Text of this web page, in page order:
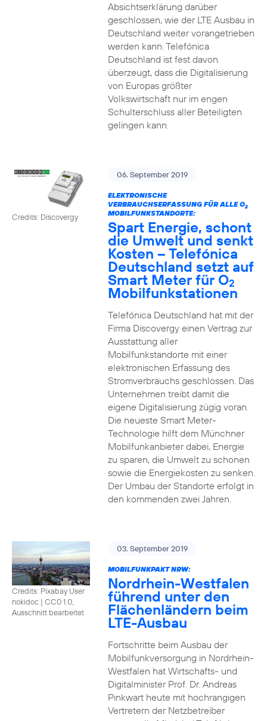
Absichtserklärung darüber
geschlossen, wie der LTE Ausbau in
Deutschland weiter vorangetrieben
werden kann. Telefónica
Deutschland ist fest davon
überzeugt, dass die Digitalisierung
von Europas größter
Volkswirtschaft nur im engen
Schulterschluss aller Beteiligten
gelingen kann.
Credits: Discovergy
06. September 2019
ELEKTRONISCHE
VERBRAUCHSERFASSUNG FÜR ALLE O2
MOBILFUNKSTANDORTE:
Spart Energie, schont
die Umwelt und senkt
Kosten – Telefónica
Deutschland setzt auf
Smart Meter für O2
Mobilfunkstationen
Telefónica Deutschland hat mit der
Firma Discovergy einen Vertrag zur
Ausstattung aller
Mobilfunkstandorte mit einer
elektronischen Erfassung des
Stromverbrauchs geschlossen. Das
Unternehmen treibt damit die
eigene Digitalisierung zügig voran.
Die neueste Smart Meter-
Technologie hilft dem Münchner
Mobilfunkanbieter dabei, Energie
zu sparen, die Umwelt zu schonen
sowie die Energiekosten zu senken.
Der Umbau der Standorte erfolgt in
den kommenden zwei Jahren.
Credits: Pixabay User
nokidoc | CC0 1.0,
Ausschnitt bearbeitet
03. September 2019
MOBILFUNKPAKT NRW:
Nordrhein-Westfalen
führend unter den
Flächenländern beim
LTE-Ausbau
Fortschritte beim Ausbau der
Mobilfunkversorgung in Nordrhein-
Westfalen hat Wirtschafts- und
Digitalminister Prof. Dr. Andreas
Pinkwart heute mit hochrangigen
Vertretern der Netzbetreiber